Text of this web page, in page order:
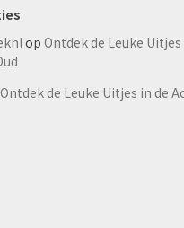
op Ontdek de Leuke
Ontdek de Leuke Uitjes in de